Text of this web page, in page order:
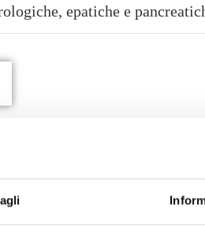
epatiche e
e di cute e sottocute, per lo studio di
per lo studio dell’apparato urogenitale
epiaortici